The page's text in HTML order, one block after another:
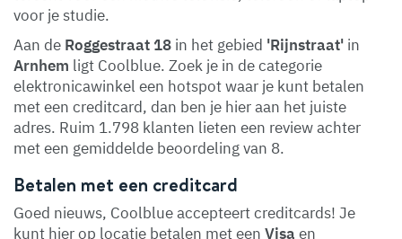
voor je studie.
Aan de Roggestraat 18 in het gebied 'Rijnstraat' in
Arnhem ligt Coolblue. Zoek je in de categorie
elektronicawinkel een hotspot waar je kunt betalen
met een creditcard, dan ben je hier aan het juiste
adres. Ruim 1.798 klanten lieten een review achter
met een gemiddelde beoordeling van 8.
Betalen met een creditcard
Goed nieuws, Coolblue accepteert creditcards! Je
kunt hier op locatie betalen met een Visa en